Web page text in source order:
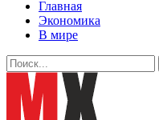
Главная
Экономика
В мире